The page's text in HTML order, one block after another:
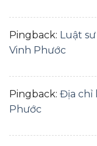
Pingback: Luật
Vinh Phước
Pingback: Địa chỉ
Phước